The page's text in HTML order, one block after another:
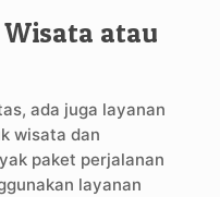
atau
ada juga layanan
wisata dan
paket perjalanan
layanan